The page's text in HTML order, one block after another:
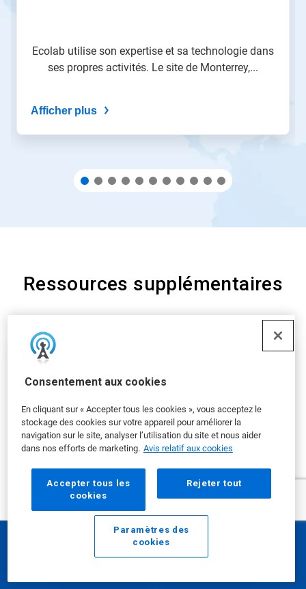
Consentement aux cookies
En cliquant sur « Accepter tous les cookies », vous acceptez le
stockage des cookies sur votre appareil pour améliorer la
navigation sur le site, analyser l’utilisation du site et nous aider
dans nos efforts de marketing. Avis relatif aux cookies
Accepter tous les
cookies
Rejeter tout
Paramètres des
cookies
utilisant
navigation.
Ecolab utilise son expertise et sa technologie dans
ses propres activités. Le site de Monterrey,...
Afficher plus
Ressources supplémentaires
ArticleTile
Water Resilience Coalition
Courriel Appeler